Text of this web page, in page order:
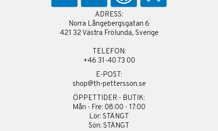
ADRESS:
Norra Långebergsgatan 6
421 32 Västra Frölunda, Sverige
TELEFON:
+46 31-40 73 00
E-POST:
shop@th-pettersson.se
ÖPPETTIDER - BUTIK:
Mån - Fre: 08:00 - 17:00
Lör: STÄNGT
Sön: STÄNGT